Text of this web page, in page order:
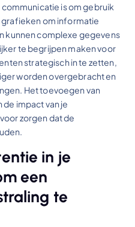
is om gebruik
om informatie
kunnen complexe gegevens
te begrijpen maken voor
strategisch in te zetten,
worden overgebracht en
Het toevoegen van
impact van je
zorgen dat de
in je
een
te